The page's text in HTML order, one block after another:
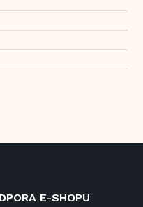
E-SHOPU